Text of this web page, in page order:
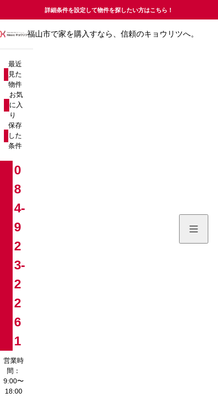
分譲マンション
お問い合わせ
詳細条件を設定して物件を探したい方はこちら！
福山市で家を購入すなら、信頼のキョウリツへ。
最近
見た
物件
お気
に入
り
保存
した
条件
0
8
4-
9
2
3-
2
2
6
1
営業時
間：
9:00〜
18:00